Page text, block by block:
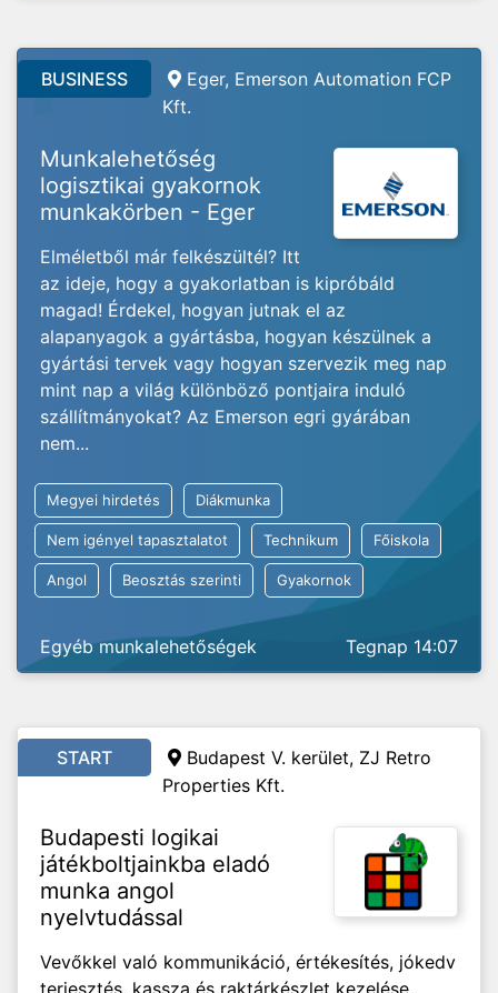
BUSINESS
Eger, Emerson Automation FCP
Kft.
Munkalehetőség
logisztikai gyakornok
munkakörben - Eger
Elméletből már felkészültél? Itt
az ideje, hogy a gyakorlatban is kipróbáld
magad! Érdekel, hogyan jutnak el az
alapanyagok a gyártásba, hogyan készülnek a
gyártási tervek vagy hogyan szervezik meg nap
mint nap a világ különböző pontjaira induló
szállítmányokat? Az Emerson egri gyárában
nem...
Megyei hirdetés Diákmunka
Nem igényel tapasztalatot Technikum Főiskola
Angol Beosztás szerinti Gyakornok
Egyéb munkalehetőségek Tegnap 14:07
START
Budapest V. kerület, ZJ Retro
Properties Kft.
Budapesti logikai
játékboltjainkba eladó
munka angol
nyelvtudással
Vevőkkel való kommunikáció, értékesítés, jókedv
terjesztés, kassza és raktárkészlet kezelése,